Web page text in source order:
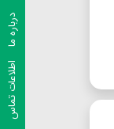
درباره ما
اطلاعات تماس